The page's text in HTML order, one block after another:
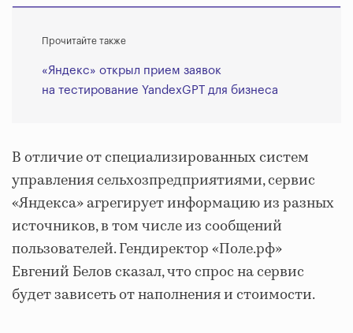
Прочитайте также
«Яндекс» открыл прием заявок
на тестирование YandexGPT для бизнеса
В отличие от специализированных систем
управления сельхозпредприятиями, сервис
«Яндекса» агрегирует информацию из разных
источников, в том числе из сообщений
пользователей. Гендиректор «Поле.рф»
Евгений Белов сказал, что спрос на сервис
будет зависеть от наполнения и стоимости.